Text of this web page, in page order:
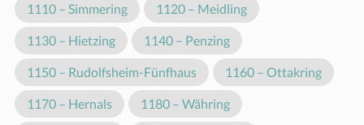
1110 – Simmering 1120 – Meidling
1130 – Hietzing 1140 – Penzing
1150 – Rudolfsheim-Fünfhaus 1160 – Ottakring
1170 – Hernals 1180 – Währing